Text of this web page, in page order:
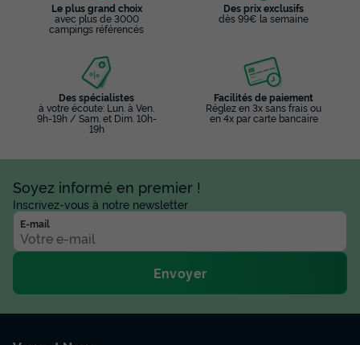
Le plus grand choix
avec plus de 3000
campings référencés
Des prix exclusifs
dès 99€ la semaine
Des spécialistes
à votre écoute: Lun. à Ven.
9h-19h / Sam. et Dim. 10h-
19h
Facilités de paiement
Réglez en 3x sans frais ou
en 4x par carte bancaire
Soyez informé en premier !
Inscrivez-vous à notre newsletter
E-mail
Envoyer